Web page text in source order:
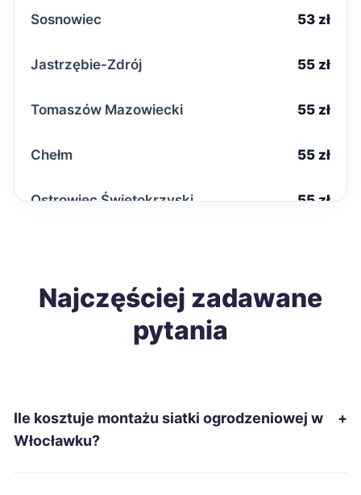
Sosnowiec 53 zł
Jastrzębie-Zdrój 55 zł
Tomaszów Mazowiecki 55 zł
Chełm 55 zł
Ostrowiec Świętokrzyski 55 zł
Lublin 56 zł
Jelenia Góra 57 zł
Najczęściej zadawane
pytania
Ile kosztuje montażu siatki ogrodzeniowej w
Włocławku?
+